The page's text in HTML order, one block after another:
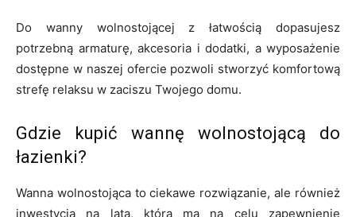
Do wanny wolnostojącej z łatwością dopasujesz
potrzebną armaturę, akcesoria i dodatki, a wyposażenie
dostępne w naszej ofercie pozwoli stworzyć komfortową
strefę relaksu w zaciszu Twojego domu.
Gdzie kupić wannę wolnostojącą do
łazienki?
Wanna wolnostojąca to ciekawe rozwiązanie, ale również
inwestycja na lata, która ma na celu zapewnienie